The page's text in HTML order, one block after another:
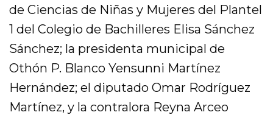
de Ciencias de Niñas y Mujeres del Plantel
1 del Colegio de Bachilleres Elisa Sánchez
Sánchez; la presidenta municipal de
Othón P. Blanco Yensunni Martínez
Hernández; el diputado Omar Rodríguez
Martínez, y la contralora Reyna Arceo